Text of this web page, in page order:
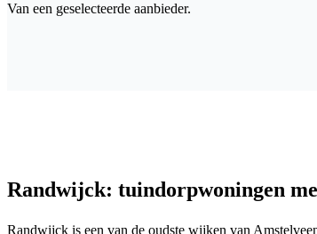
Van een geselecteerde aanbieder.
Randwijck: tuindorpwoningen
Randwijck is een van de oudste wijken van